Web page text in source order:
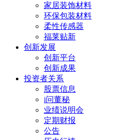
家居装饰材料
环保包装材料
柔性传感器
福莱贴新
创新发展
创新平台
创新成果
投资者关系
股票信息
i问董秘
业绩说明会
定期财报
公告